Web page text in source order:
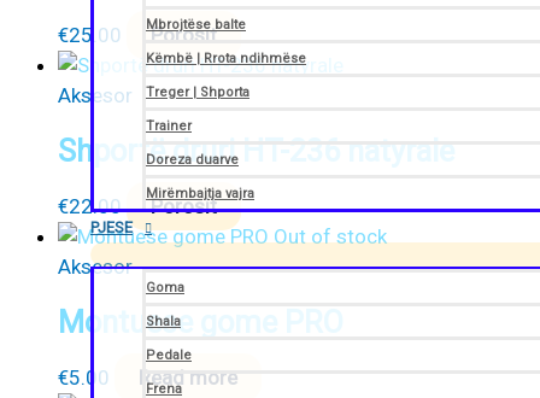
Mbrojtëse balte
Këmbë | Rrota ndihmëse
Treger | Shporta
Trainer
Doreza duarve
Mirëmbajtja vajra
PJESE
Goma
Shala
Pedale
Frena
€25.00 Porosit
Aksesor
Shportë druri HT-236 natyrale
€22.00
Porosit
Out of stock
Aksesor
Montuese gome PRO
€5.00 Read more